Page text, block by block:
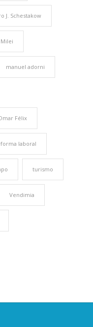
J. Schestakow
manuel adorni
Félix
laboral
turismo
Vendimia